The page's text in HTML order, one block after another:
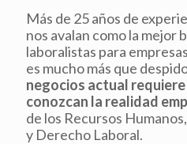
Más de 25 años de
nos avalan como la mejor
laboralistas para
es mucho más que
negocios actual
conozcan la realidad
de los Recursos
y Derecho Laboral.